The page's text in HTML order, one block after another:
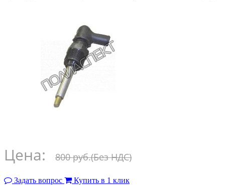
Цена: 800 руб.(Без НДС)
Задать вопрос Купить в 1 клик